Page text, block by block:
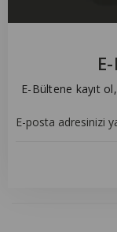
E-Bültene kayıt